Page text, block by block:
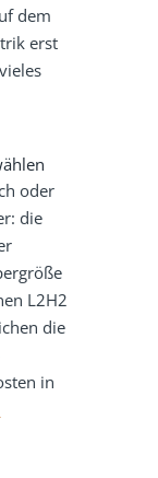
dem
erst
oder
die
L2H2
die
in